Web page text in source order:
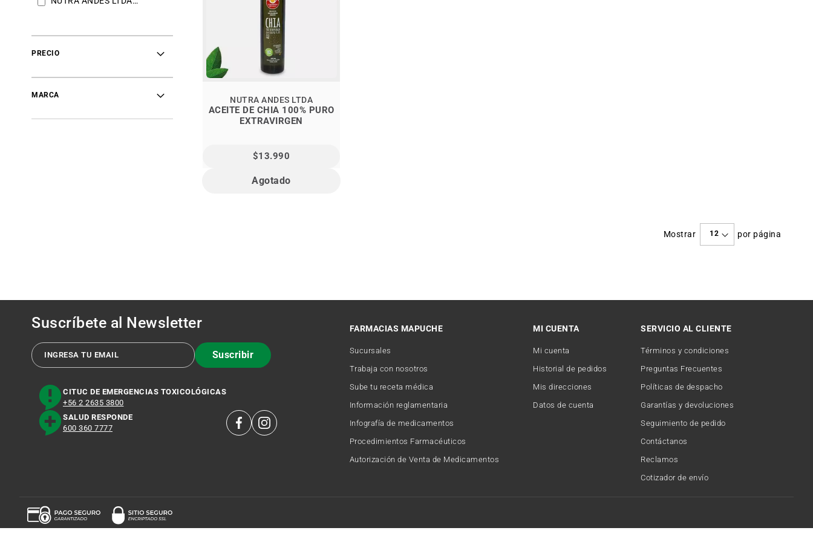
ACEITE DE CHIA 100% PURO
EXTRAVIRGEN
NUTRA ANDES LTDA
$13.990
Agotado
Mostrar por página
PRECIO
MARCA
Suscríbete al Newsletter
Suscribir
CITUC DE EMERGENCIAS TOXICOLÓGICAS
+56 2 2635 3800
SALUD RESPONDE
600 360 7777
FARMACIAS MAPUCHE
Sucursales
Trabaja con nosotros
Sube tu receta médica
Información reglamentaria
Infografía de medicamentos
Procedimientos Farmacéuticos
Autorización de Venta de Medicamentos
MI CUENTA
Mi cuenta
Historial de pedidos
Mis direcciones
Datos de cuenta
SERVICIO AL CLIENTE
Términos y condiciones
Preguntas Frecuentes
Políticas de despacho
Garantías y devoluciones
Seguimiento de pedido
Contáctanos
Reclamos
Cotizador de envío